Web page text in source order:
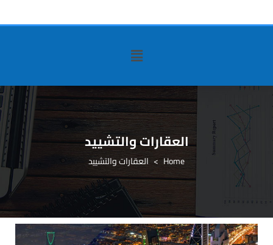
العقارات والتشييد
> العقارات والتشييد